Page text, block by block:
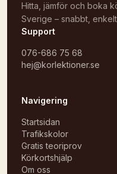
Hitta, jämför och boka
Sverige – snabbt,
Support
076-686 75 68
hej@korlektioner.se
Navigering
Startsidan
Trafikskolor
Gratis teoriprov
Körkortshjälp
Om oss